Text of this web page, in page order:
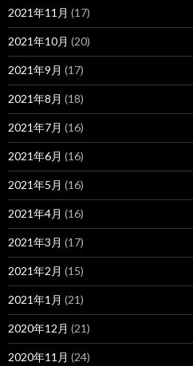
2021年11月 (17)
2021年10月 (20)
2021年9月 (17)
2021年8月 (18)
2021年7月 (16)
2021年6月 (16)
2021年5月 (16)
2021年4月 (16)
2021年3月 (17)
2021年2月 (15)
2021年1月 (21)
2020年12月 (21)
2020年11月 (24)